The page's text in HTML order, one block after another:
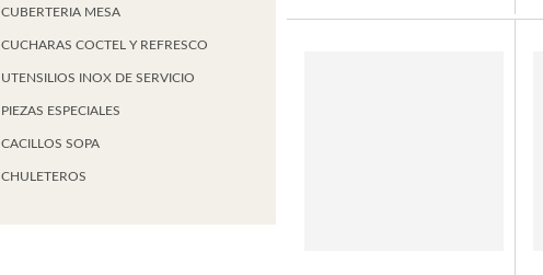
CUBERTERIA MESA
CUCHARAS COCTEL Y REFRESCO
UTENSILIOS INOX DE SERVICIO
PIEZAS ESPECIALES
CACILLOS SOPA
CHULETEROS